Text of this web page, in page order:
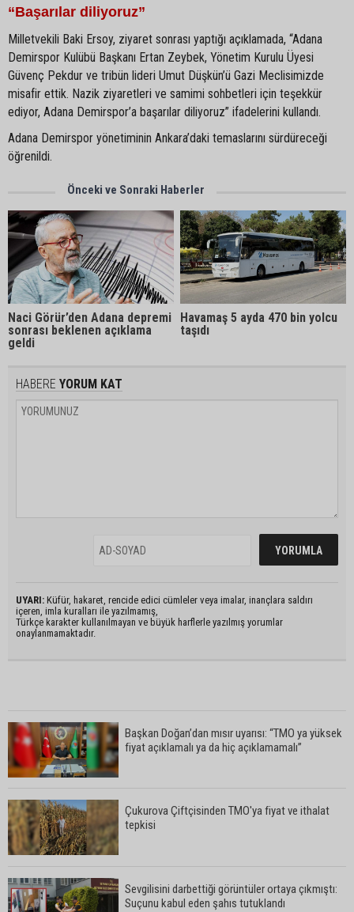
“Başarılar diliyoruz”
Milletvekili Baki Ersoy, ziyaret sonrası yaptığı açıklamada, “Adana
Demirspor Kulübü Başkanı Ertan Zeybek, Yönetim Kurulu Üyesi
Güvenç Pekdur ve tribün lideri Umut Düşkün’ü Gazi Meclisimizde
misafir ettik. Nazik ziyaretleri ve samimi sohbetleri için teşekkür
ediyor, Adana Demirspor’a başarılar diliyoruz” ifadelerini kullandı.
Adana Demirspor yönetiminin Ankara’daki temaslarını sürdüreceği
öğrenildi.
Önceki ve Sonraki Haberler
Naci Görür’den Adana depremi
sonrası beklenen açıklama
geldi
Havamaş 5 ayda 470 bin yolcu
taşıdı
HABERE YORUM KAT
UYARI: Küfür, hakaret, rencide edici cümleler veya imalar, inançlara saldırı
içeren, imla kuralları ile yazılmamış,
Türkçe karakter kullanılmayan ve büyük harflerle yazılmış yorumlar
onaylanmamaktadır.
Başkan Doğan’dan mısır uyarısı: “TMO ya yüksek
fiyat açıklamalı ya da hiç açıklamamalı”
Çukurova Çiftçisinden TMO'ya fiyat ve ithalat
tepkisi
Sevgilisini darbettiği görüntüler ortaya çıkmıştı:
Suçunu kabul eden şahıs tutuklandı